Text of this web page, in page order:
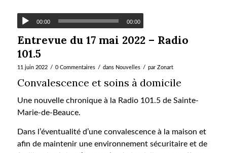
00:00 00:00
Entrevue du 17 mai 2022 – Radio
101.5
11 juin 2022 / 0 Commentaires / dans Nouvelles / par Zonart
Convalescence et soins à domicile
Une nouvelle chronique à la Radio 101.5 de Sainte-
Marie-de-Beauce.
Dans l’éventualité d’une convalescence à la maison et
afin de maintenir une environnement sécuritaire et de